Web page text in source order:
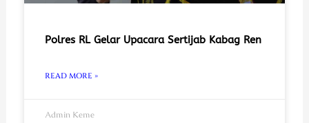
Polres RL Gelar Upacara Sertijab Kabag Ren
READ MORE »
Admin Keme